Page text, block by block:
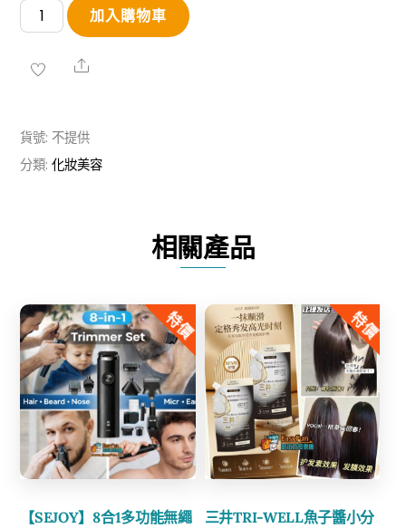
Medibaby
乾
髮
數
量
加入購物車
Share
貨號: 不提供
分類:化妝美容
相關產品
特價
【SEJOY】8合1多功能無繩
Share
特價
三井TRI-WELL魚子醬小分
Share